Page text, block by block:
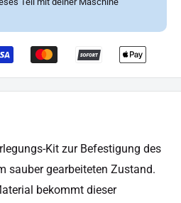
Kit zur Befestigung des
sauber gearbeiteten Zustand.
bekommt dieser